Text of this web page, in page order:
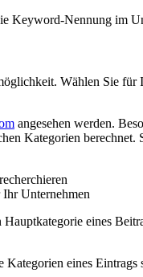
Keyword-Nennung im
Wählen Sie
angesehen werden.
Kategorien
Unternehmen
eines
eines Eintrags